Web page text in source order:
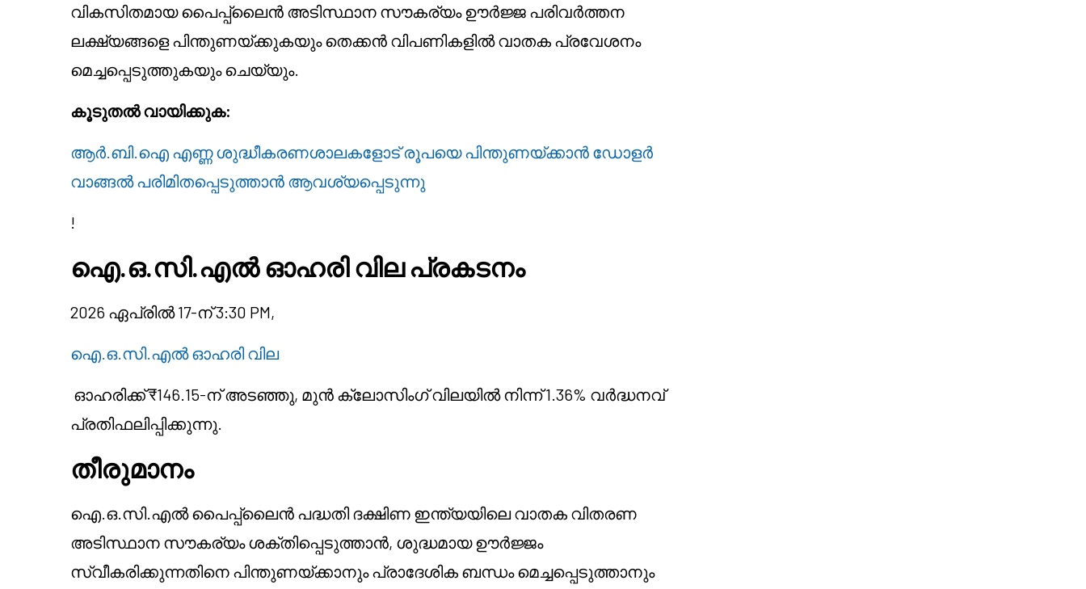
വികസിതമായ പൈപ്പ്‌ലൈൻ അടിസ്ഥാന സൗകര്യം ഊർജ്ജ പരിവർത്തന
ലക്ഷ്യങ്ങളെ പിന്തുണയ്ക്കുകയും തെക്കൻ വിപണികളിൽ വാതക പ്രവേശനം
മെച്ചപ്പെടുത്തുകയും ചെയ്യും.
കൂടുതൽ വായിക്കുക:
ആർ.ബി.ഐ എണ്ണ ശുദ്ധീകരണശാലകളോട് രൂപയെ പിന്തുണയ്ക്കാൻ ഡോളർ
വാങ്ങൽ പരിമിതപ്പെടുത്താൻ ആവശ്യപ്പെടുന്നു
!
ഐ.ഒ.സി.എൽ ഓഹരി വില പ്രകടനം
2026 ഏപ്രിൽ 17-ന് 3:30 PM,
ഐ.ഒ.സി.എൽ ഓഹരി വില
ഓഹരിക്ക് ₹146.15-ന് അടഞ്ഞു, മുൻ ക്ലോസിംഗ് വിലയിൽ നിന്ന് 1.36% വർദ്ധനവ്
പ്രതിഫലിപ്പിക്കുന്നു.
തീരുമാനം
ഐ.ഒ.സി.എൽ പൈപ്പ്‌ലൈൻ പദ്ധതി ദക്ഷിണ ഇന്ത്യയിലെ വാതക വിതരണ
അടിസ്ഥാന സൗകര്യം ശക്തിപ്പെടുത്താൻ, ശുദ്ധമായ ഊർജ്ജം
സ്വീകരിക്കുന്നതിനെ പിന്തുണയ്ക്കാനും പ്രാദേശിക ബന്ധം മെച്ചപ്പെടുത്താനും